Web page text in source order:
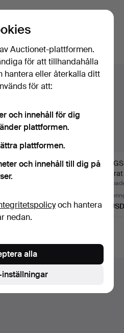
vårt arkiv som
DALAHÄSTAR, 5 st.
32 USD 85 USD
Auctionet-plattformen.
för att tillhandahålla
hantera eller återkalla ditt
för att:
och innehåll för dig
plattformen.
plattformen.
och innehåll till dig på
och hantera
nedan.
alla